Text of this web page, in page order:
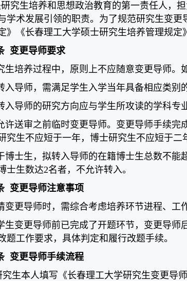
究生培养和思想政治教育的第一责任人，担
学术发展引领的职责。为了规范研究生变
》《长春理工大学硕士研究生培养管理规
变更导师要求
生培养过程中，原则上不应随意变更导师。
入导师，需满足学生入学当年具备相应类别
入导师的研究方向应与学生所攻读的学科专
许送审之前临时变更导师。变更导师手续完
究生不应短于一年，博士研究生不应短于二
博士生，拟转入导师的在籍博士生总数不
士生数达2名者，不允许转入。
变更导师注意事项
变更导师时，需综合考虑培养环节进程、工
生变更导师前已完成了开题环节，变更导
题工作要求，具体判定和履行改题手续。
变更导师手续流程
究生本人填写《长春理工大学研究生变更导